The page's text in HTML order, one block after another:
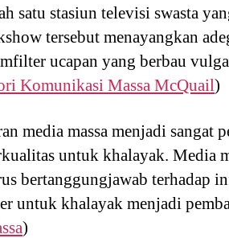
satu stasiun televisi swasta
tersebut menayangkan
ucapan yang berbau
Komunikasi Massa McQuail)
media massa menjadi
untuk khalayak. Media
bertanggungjawab terhadap
untuk khalayak menjadi
)